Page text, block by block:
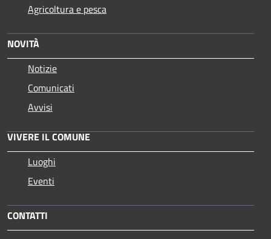
Agricoltura e pesca
NOVITÀ
Notizie
Comunicati
Avvisi
VIVERE IL COMUNE
Luoghi
Eventi
CONTATTI